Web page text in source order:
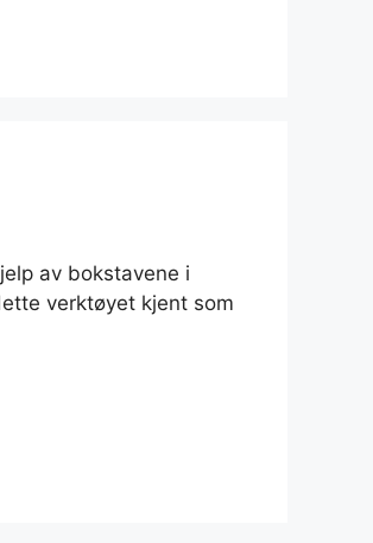
av bokstavene i
verktøyet kjent som